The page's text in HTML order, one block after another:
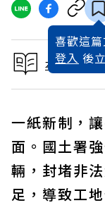
喜歡這
登入 後
本文出自
一紙新制，
面。國土署
輛，封堵非
足，導致工